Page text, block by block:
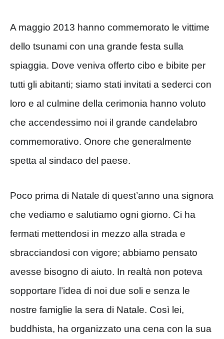
A maggio 2013 hanno commemorato le vittime
dello tsunami con una grande festa sulla
spiaggia. Dove veniva offerto cibo e bibite per
tutti gli abitanti; siamo stati invitati a sederci con
loro e al culmine della cerimonia hanno voluto
che accendessimo noi il grande candelabro
commemorativo. Onore che generalmente
spetta al sindaco del paese.
Poco prima di Natale di quest’anno una signora
che vediamo e salutiamo ogni giorno. Ci ha
fermati mettendosi in mezzo alla strada e
sbracciandosi con vigore; abbiamo pensato
avesse bisogno di aiuto. In realtà non poteva
sopportare l’idea di noi due soli e senza le
nostre famiglie la sera di Natale. Così lei,
buddhista, ha organizzato una cena con la sua